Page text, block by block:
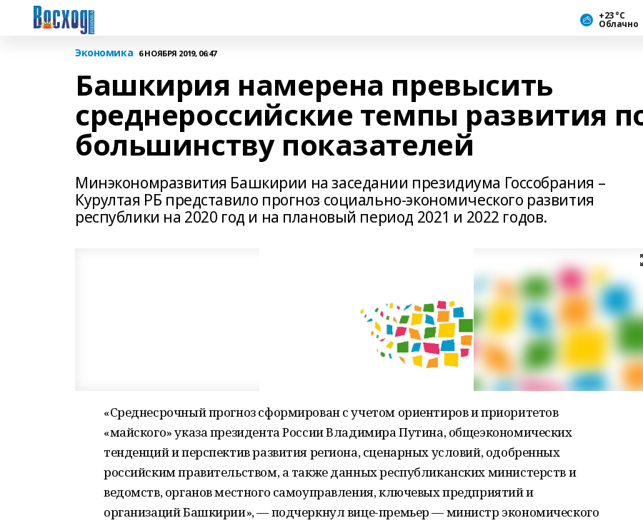
+23 °С
Облачно
Экономика 6 НОЯБРЯ 2019, 06:47
Башкирия намерена превысить
среднероссийские темпы развития
большинству показателей
Минэкономразвития Башкирии на заседании президиума Госсобрания –
Курултая РБ представило прогноз социально-экономического развития
республики на 2020 год и на плановый период 2021 и 2022 годов.
«Среднесрочный прогноз сформирован с учетом ориентиров и приоритетов
«майского» указа президента России Владимира Путина, общеэкономических
тенденций и перспектив развития региона, сценарных условий, одобренных
российским правительством, а также данных республиканских министерств и
ведомств, органов местного самоуправления, ключевых предприятий и
организаций Башкирии», — подчеркнул вице-премьер — министр экономического